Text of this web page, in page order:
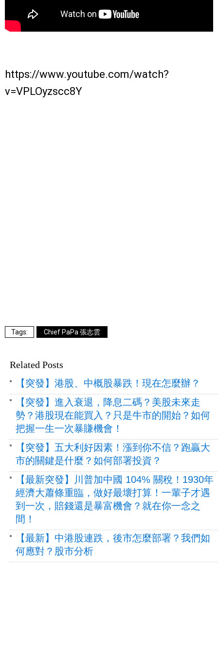
https://www.youtube.com/watch?
v=VPLOyzscc8Y
Chief PaPa 張志雲
Related Posts
【突發】港股、中概股暴跌！現在怎麼辦？
【突發】進入衰退，降息二碼？美股未來走
勢？港股現在能買入？只是牛市的開始？如何
把握一生一次暴賺機會！
【突發】五大利好因素！漲到你不信？跑贏大
市的關鍵是什麼？如何部署投資？
【最新突發】川普加中國 104% 關稅！1930年
經濟大蕭條重臨，做好最壞打算！一輩子才遇
到一次，賠錢還是暴富機會？就在你一念之
間！
【最新】中港股連跌，後市怎麼部署？我們如
何應對？股市分析